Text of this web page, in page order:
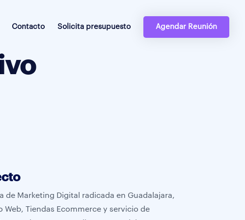
Contacto Solicita presupuesto Agendar Reunión
de Marketing Digital radicada en Guadalajara,
Web, Tiendas Ecommerce y servicio de